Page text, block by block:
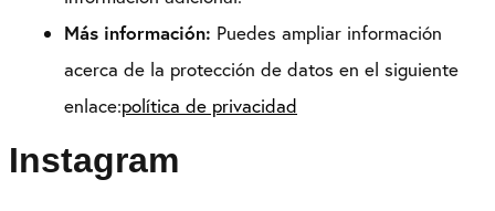
Más información: Puedes ampliar información
acerca de la protección de datos en el siguiente
enlace:política de privacidad
Instagram